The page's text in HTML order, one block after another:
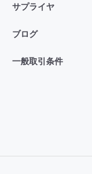
サプライヤ
ブログ
一般取引条件